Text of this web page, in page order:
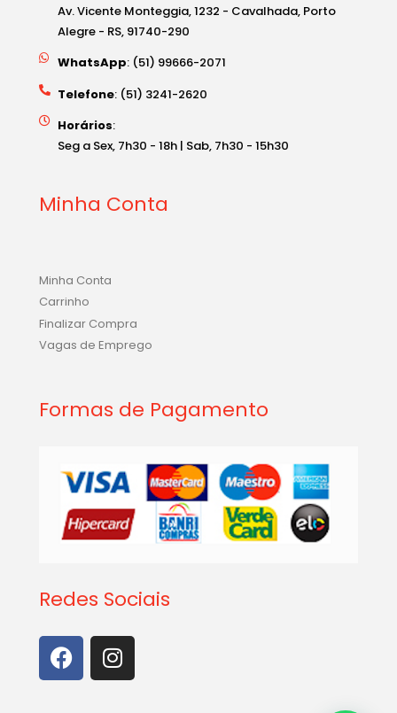
Av. Vicente Monteggia, 1232 - Cavalhada, Porto
Alegre - RS, 91740-290
WhatsApp: (51) 99666-2071
Telefone: (51) 3241-2620
Horários:
Seg a Sex, 7h30 - 18h | Sab, 7h30 - 15h30
Minha Conta
Minha Conta
Carrinho
Finalizar Compra
Vagas de Emprego
Formas de Pagamento
Redes Sociais